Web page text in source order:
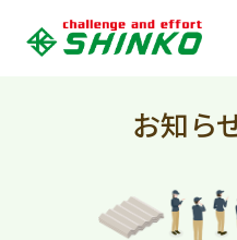
お知ら